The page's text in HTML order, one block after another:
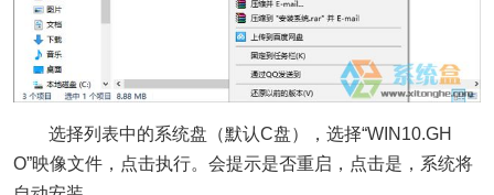
选择列表中的系统盘（默认C盘），选择“WIN10.GH
O”映像文件，点击执行。会提示是否重启，点击是，系统将